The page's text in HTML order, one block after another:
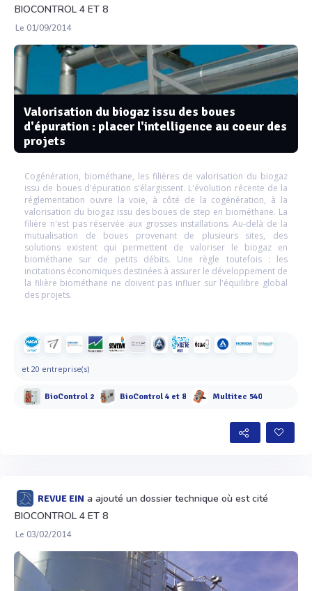
BIOCONTROL 4 ET 8
Le 01/09/2014
Valorisation du biogaz issu des boues
d'épuration : placer l'intelligence au coeur des
projets
Cogénération, biométhane, les filières de valorisation du biogaz
issu de boues d'épuration s'élargissent. L'évolution récente de la
réglementation ouvre la voie, à côté de la cogénération, à la
valorisation du biogaz issu des boues de step en biométhane. La
filière n'est pas réservée aux grosses installations. Au-delà de la
mutualisation de boues provenant de plusieurs sites, des
solutions existent qui permettent de valoriser le biogaz en
biométhane sur de petits débits. Une règle toutefois : les
incitations économiques destinées à assurer le développement de
la filière biométhane ne doivent pas influer sur l'équilibre global
des projets.
et 20 entreprise(s)
BioControl 2 BioControl 4 et 8 Multitec 540
REVUE EIN a ajouté un dossier technique où est cité
BIOCONTROL 4 ET 8
Le 03/02/2014